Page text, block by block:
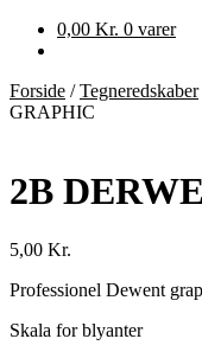
0,00 Kr. 0 varer
Forside /Tegneredskaber
GRAPHIC
2B
5,00 Kr.
Professionel Dewent
Skala for blyanter